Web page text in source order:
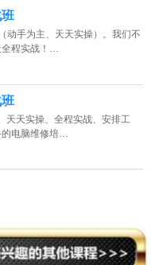
动手为主、天天实操）。我们不
全程实战！…
天天实操、全程实战、安排工
的电脑维修培…